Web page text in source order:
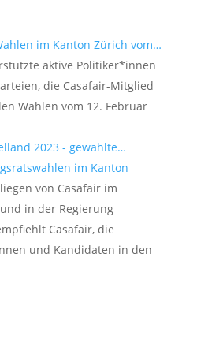
im Kanton Zürich vom…
aktive Politiker*innen
die Casafair-Mitglied
Wahlen vom 12. Februar
2023 - gewählte…
im Kanton
von Casafair im
in der Regierung
Casafair, die
und Kandidaten in den